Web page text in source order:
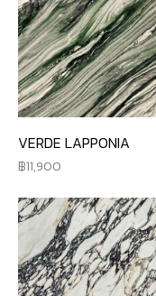
VERDE LAPPONIA
11,900